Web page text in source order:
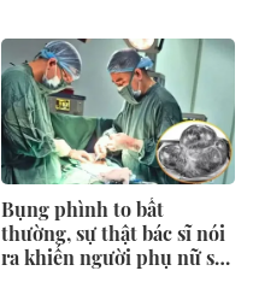
Bụng phình to bất
thường, sự thật bác sĩ nói
ra khiến người phụ nữ sốc